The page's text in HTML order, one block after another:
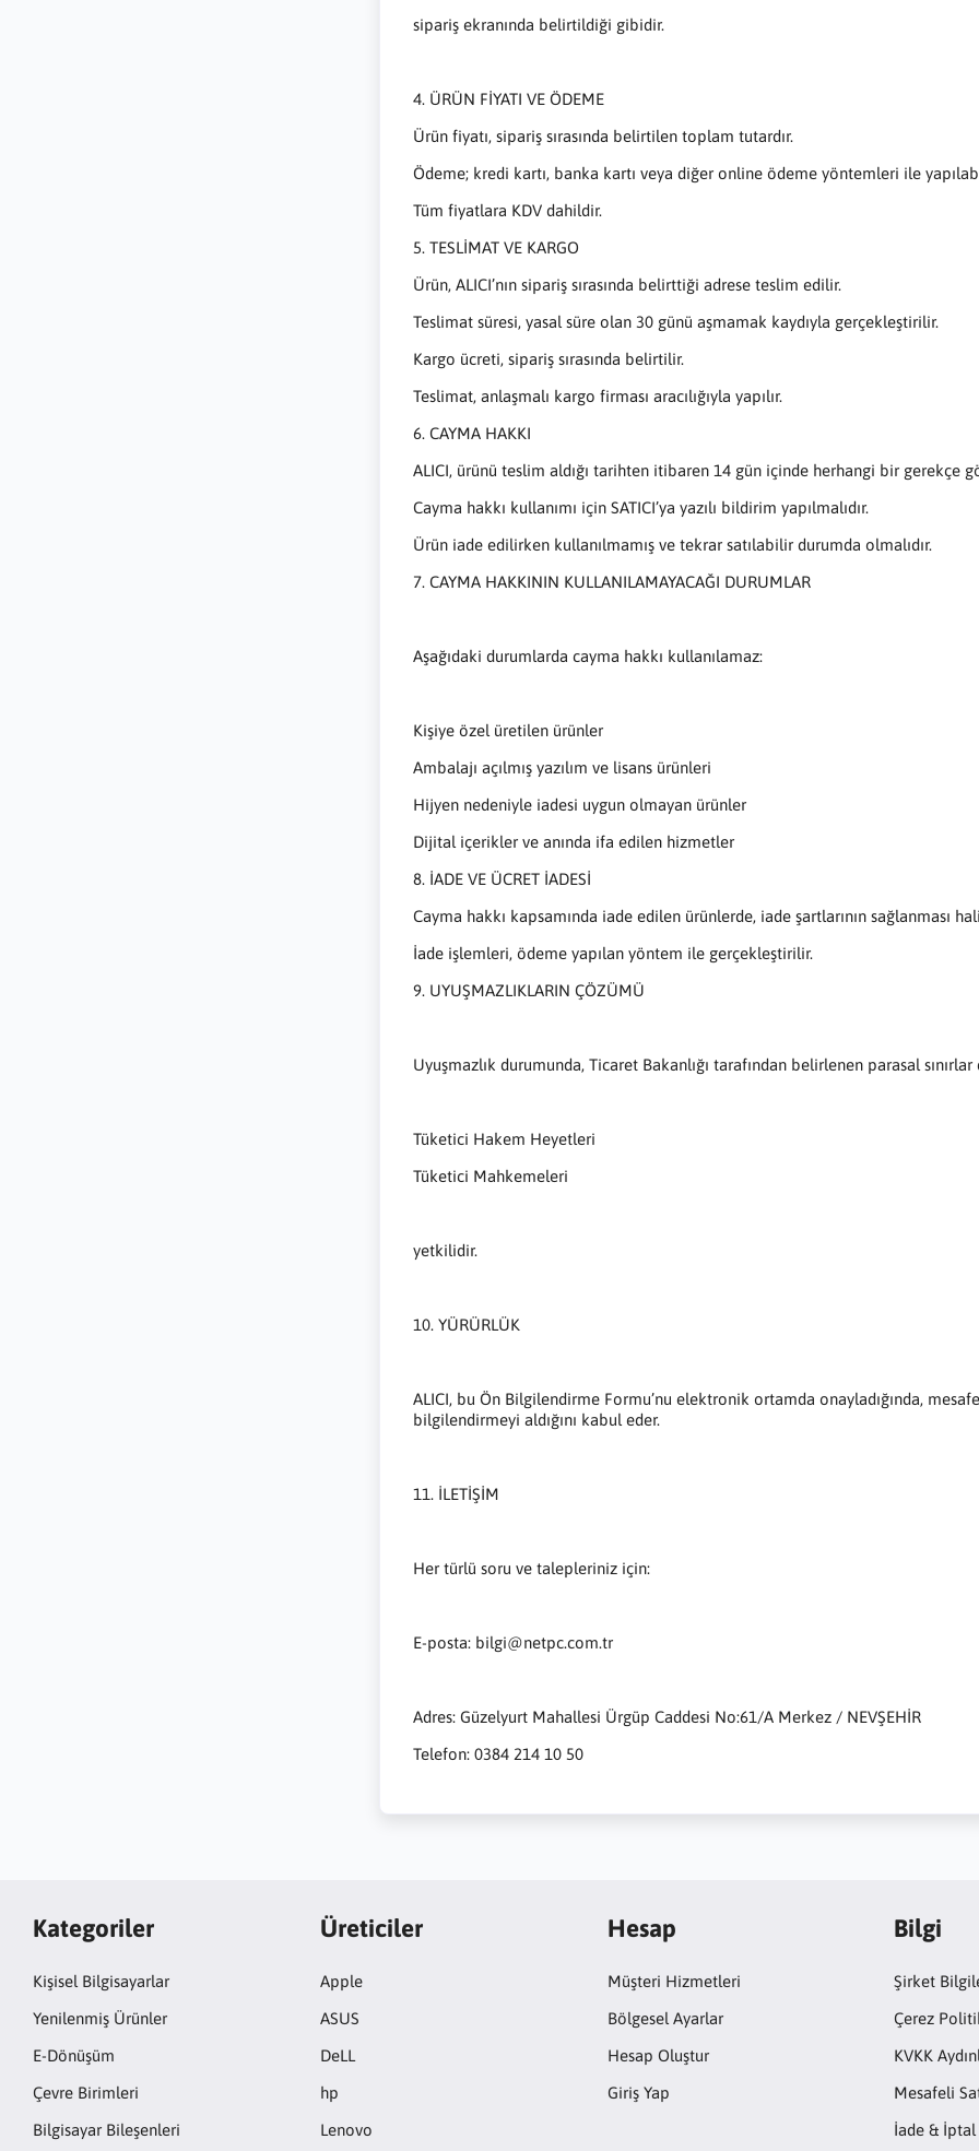
sipariş ekranında belirtildiği gibidir.
4. ÜRÜN FİYATI VE ÖDEME
Ürün fiyatı, sipariş sırasında belirtilen toplam tutardır.
Ödeme; kredi kartı, banka kartı veya diğer online ödeme yöntemleri ile
Tüm fiyatlara KDV dahildir.
5. TESLİMAT VE KARGO
Ürün, ALICI’nın sipariş sırasında belirttiği adrese teslim edilir.
Teslimat süresi, yasal süre olan 30 günü aşmamak kaydıyla gerçekleştirilir.
Kargo ücreti, sipariş sırasında belirtilir.
Teslimat, anlaşmalı kargo firması aracılığıyla yapılır.
6. CAYMA HAKKI
ALICI, ürünü teslim aldığı tarihten itibaren 14 gün içinde herhangi bir gerekçe
Cayma hakkı kullanımı için SATICI’ya yazılı bildirim yapılmalıdır.
Ürün iade edilirken kullanılmamış ve tekrar satılabilir durumda olmalıdır.
7. CAYMA HAKKININ KULLANILAMAYACAĞI DURUMLAR
Aşağıdaki durumlarda cayma hakkı kullanılamaz:
Kişiye özel üretilen ürünler
Ambalajı açılmış yazılım ve lisans ürünleri
Hijyen nedeniyle iadesi uygun olmayan ürünler
Dijital içerikler ve anında ifa edilen hizmetler
8. İADE VE ÜCRET İADESİ
Cayma hakkı kapsamında iade edilen ürünlerde, iade şartlarının sağlanması
İade işlemleri, ödeme yapılan yöntem ile gerçekleştirilir.
9. UYUŞMAZLIKLARIN ÇÖZÜMÜ
Uyuşmazlık durumunda, Ticaret Bakanlığı tarafından belirlenen parasal
Tüketici Hakem Heyetleri
Tüketici Mahkemeleri
yetkilidir.
10. YÜRÜRLÜK
ALICI, bu Ön Bilgilendirme Formu’nu elektronik ortamda onayladığında,
bilgilendirmeyi aldığını kabul eder.
11. İLETİŞİM
Her türlü soru ve talepleriniz için:
E-posta: bilgi@netpc.com.tr
Adres: Güzelyurt Mahallesi Ürgüp Caddesi No:61/A Merkez / NEVŞEHİR
Telefon: 0384 214 10 50
Kategoriler
Kişisel Bilgisayarlar
Yenilenmiş Ürünler
E-Dönüşüm
Çevre Birimleri
Bilgisayar Bileşenleri
Üreticiler
Apple
ASUS
DeLL
hp
Lenovo
Hesap
Müşteri Hizmetleri
Bölgesel Ayarlar
Hesap Oluştur
Giriş Yap
Bilgi
Şirket
Çerez
KVKK
Mesafeli
İade &